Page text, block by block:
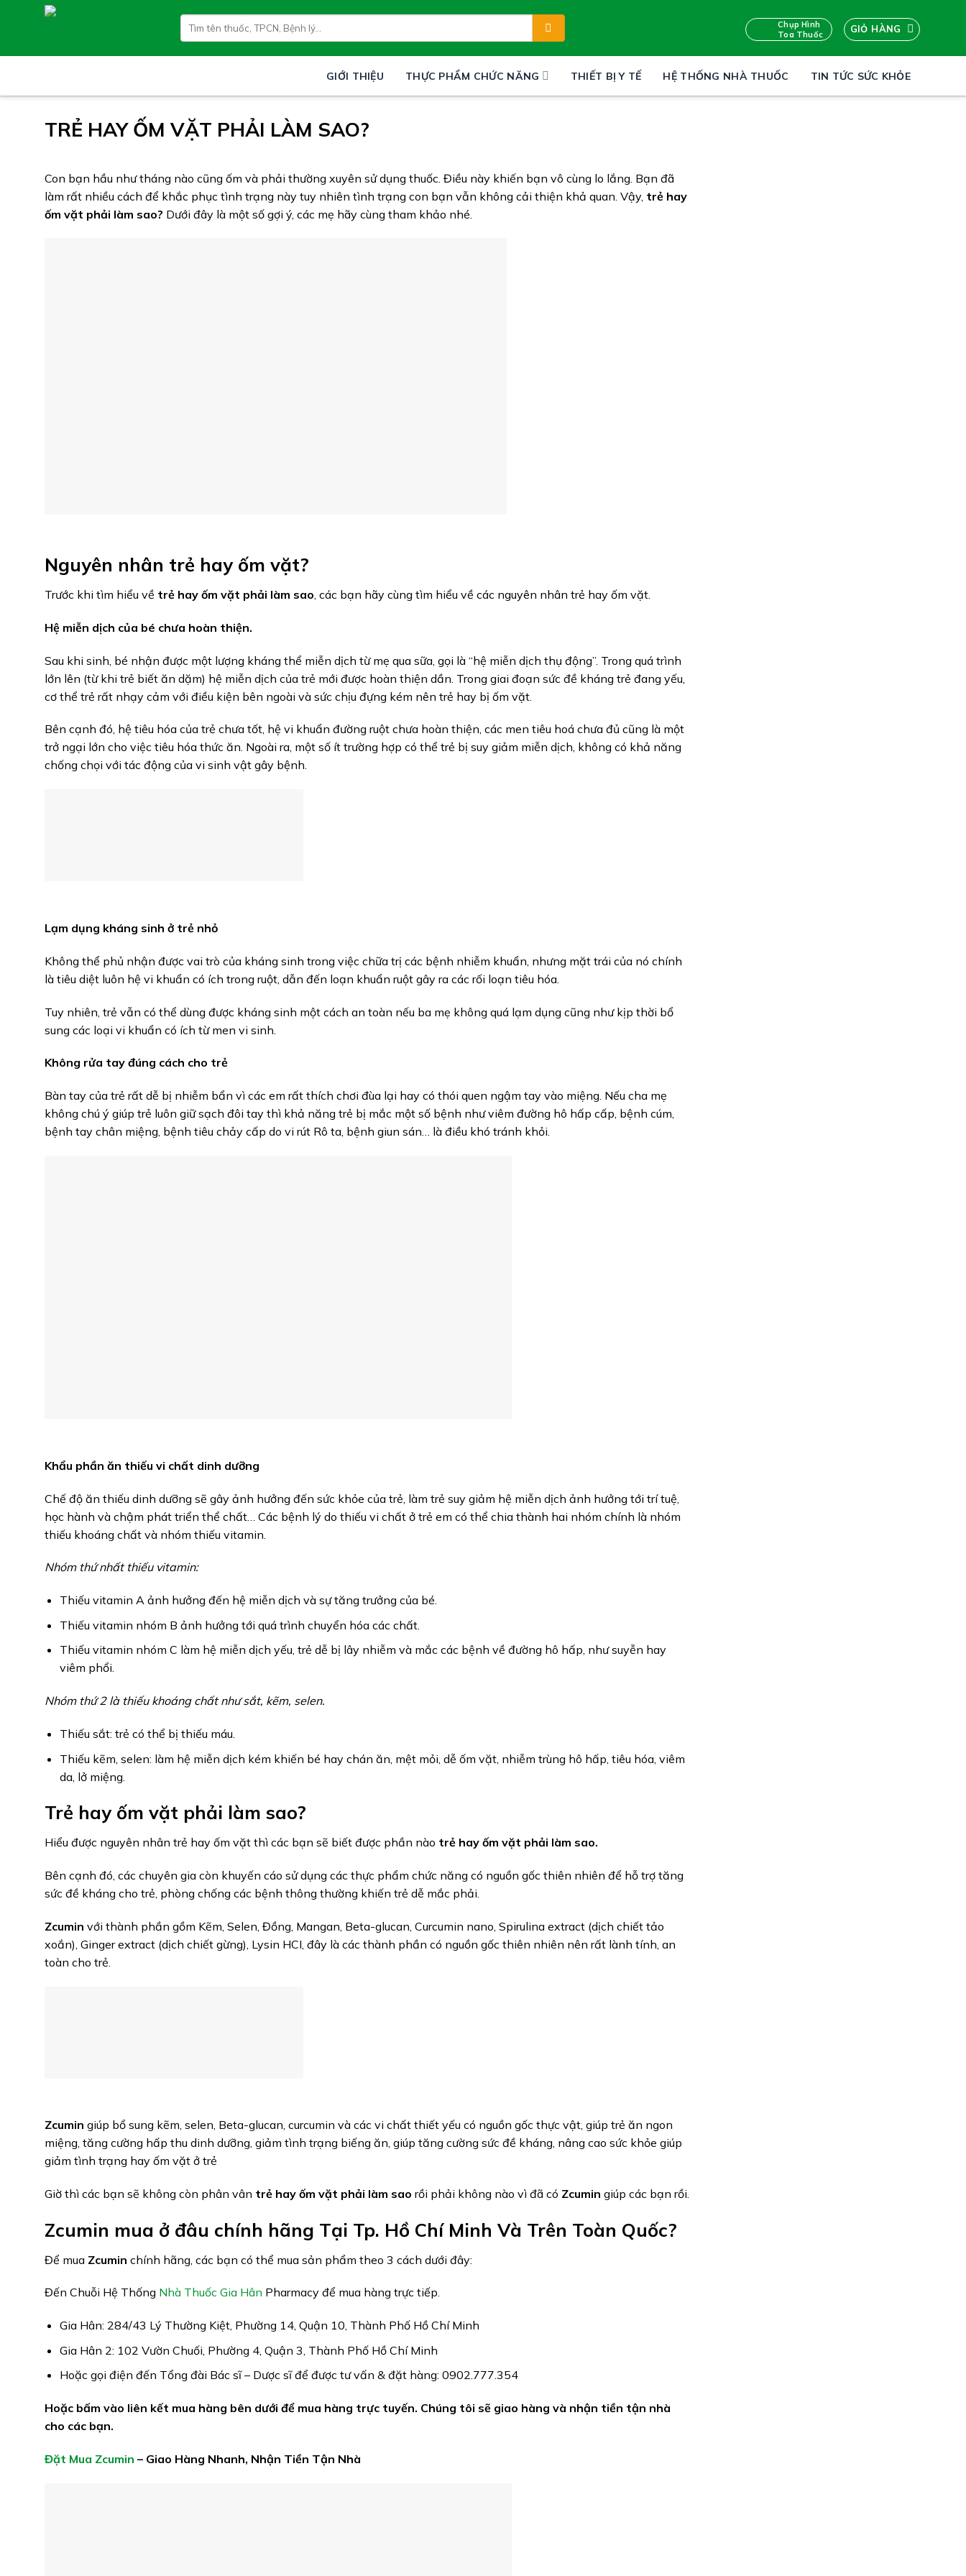
kiếm:
Chụp Hình
Toa Thuốc
GIỎ HÀNG
GIỚI THIỆU THỰC PHẨM CHỨC NĂNG THIẾT BỊ Y TẾ HỆ THỐNG NHÀ THUỐC TIN TỨC SỨC KHỎE
TRẺ HAY ỐM VẶT PHẢI LÀM SAO?
Con bạn hầu như tháng nào cũng ốm và phải thường xuyên sử dụng thuốc. Điều này khiến bạn vô cùng lo lắng. Bạn đã
làm rất nhiều cách để khắc phục tình trạng này tuy nhiên tình trạng con bạn vẫn không cải thiện khả quan. Vậy, trẻ hay
ốm vặt phải làm sao? Dưới đây là một số gợi ý, các mẹ hãy cùng tham khảo nhé.
Nguyên nhân trẻ hay ốm vặt?
Trước khi tìm hiểu về trẻ hay ốm vặt phải làm sao , các bạn hãy cùng tìm hiểu về các nguyên nhân trẻ hay ốm vặt.
Hệ miễn dịch của bé chưa hoàn thiện.
Sau khi sinh, bé nhận được một lượng kháng thể miễn dịch từ mẹ qua sữa, gọi là “hệ miễn dịch thụ động”. Trong quá trình
lớn lên (từ khi trẻ biết ăn dặm) hệ miễn dịch của trẻ mới được hoàn thiện dần. Trong giai đoạn sức đề kháng trẻ đang yếu,
cơ thể trẻ rất nhạy cảm với điều kiện bên ngoài và sức chịu đựng kém nên trẻ hay bị ốm vặt.
Bên cạnh đó, hệ tiêu hóa của trẻ chưa tốt, hệ vi khuẩn đường ruột chưa hoàn thiện, các men tiêu hoá chưa đủ cũng là một
trở ngại lớn cho việc tiêu hóa thức ăn. Ngoài ra, một số ít trường hợp có thể trẻ bị suy giảm miễn dịch, không có khả năng
chống chọi với tác động của vi sinh vật gây bệnh.
Lạm dụng kháng sinh ở trẻ nhỏ
Không thể phủ nhận được vai trò của kháng sinh trong việc chữa trị các bệnh nhiễm khuẩn, nhưng mặt trái của nó chính
là tiêu diệt luôn hệ vi khuẩn có ích trong ruột, dẫn đến loạn khuẩn ruột gây ra các rối loạn tiêu hóa.
Tuy nhiên, trẻ vẫn có thể dùng được kháng sinh một cách an toàn nếu ba mẹ không quá lạm dụng cũng như kịp thời bổ
sung các loại vi khuẩn có ích từ men vi sinh.
Không rửa tay đúng cách cho trẻ
Bàn tay của trẻ rất dễ bị nhiễm bẩn vì các em rất thích chơi đùa lại hay có thói quen ngậm tay vào miệng. Nếu cha mẹ
không chú ý giúp trẻ luôn giữ sạch đôi tay thì khả năng trẻ bị mắc một số bệnh như viêm đường hô hấp cấp, bệnh cúm,
bệnh tay chân miệng, bệnh tiêu chảy cấp do vi rút Rô ta, bệnh giun sán… là điều khó tránh khỏi.
Khẩu phần ăn thiếu vi chất dinh dưỡng
Chế độ ăn thiếu dinh dưỡng sẽ gây ảnh hưởng đến sức khỏe của trẻ, làm trẻ suy giảm hệ miễn dịch ảnh hưởng tới trí tuệ,
học hành và chậm phát triển thể chất… Các bệnh lý do thiếu vi chất ở trẻ em có thể chia thành hai nhóm chính là nhóm
thiếu khoáng chất và nhóm thiếu vitamin.
Nhóm thứ nhất thiếu vitamin:
Thiếu vitamin A ảnh hưởng đến hệ miễn dịch và sự tăng trưởng của bé.
Thiếu vitamin nhóm B ảnh hưởng tới quá trình chuyển hóa các chất.
Thiếu vitamin nhóm C làm hệ miễn dịch yếu, trẻ dễ bị lây nhiễm và mắc các bệnh về đường hô hấp, như suyễn hay
viêm phổi.
Nhóm thứ 2 là thiếu khoáng chất như sắt, kẽm, selen.
Thiếu sắt: trẻ có thể bị thiếu máu.
Thiếu kẽm, selen: làm hệ miễn dịch kém khiến bé hay chán ăn, mệt mỏi, dễ ốm vặt, nhiễm trùng hô hấp, tiêu hóa, viêm
da, lở miệng.
Trẻ hay ốm vặt phải làm sao?
Hiểu được nguyên nhân trẻ hay ốm vặt thì các bạn sẽ biết được phần nào trẻ hay ốm vặt phải làm sao.
Bên cạnh đó, các chuyên gia còn khuyến cáo sử dụng các thực phẩm chức năng có nguồn gốc thiên nhiên để hỗ trợ tăng
sức đề kháng cho trẻ, phòng chống các bệnh thông thường khiến trẻ dễ mắc phải.
Zcumin với thành phần gồm Kẽm, Selen, Đồng, Mangan, Beta-glucan, Curcumin nano, Spirulina extract (dịch chiết tảo
xoắn), Ginger extract (dịch chiết gừng), Lysin HCI, đây là các thành phần có nguồn gốc thiên nhiên nên rất lành tính, an
toàn cho trẻ.
Zcumin giúp bổ sung kẽm, selen, Beta-glucan, curcumin và các vi chất thiết yếu có nguồn gốc thực vật, giúp trẻ ăn ngon
miệng, tăng cường hấp thu dinh dưỡng, giảm tình trạng biếng ăn, giúp tăng cường sức đề kháng, nâng cao sức khỏe giúp
giảm tình trạng hay ốm vặt ở trẻ
Giờ thì các bạn sẽ không còn phân vân trẻ hay ốm vặt phải làm sao rồi phải không nào vì đã có Zcumin giúp các bạn rồi.
Zcumin mua ở đâu chính hãng Tại Tp. Hồ Chí Minh Và Trên Toàn Quốc?
Để mua Zcumin chính hãng, các bạn có thể mua sản phẩm theo 3 cách dưới đây:
Đến Chuỗi Hệ Thống Nhà Thuốc Gia Hân Pharmacy để mua hàng trực tiếp.
Gia Hân: 284/43 Lý Thường Kiệt, Phường 14, Quận 10, Thành Phố Hồ Chí Minh
Gia Hân 2: 102 Vườn Chuối, Phường 4, Quận 3, Thành Phố Hồ Chí Minh
Hoặc gọi điện đến Tổng đài Bác sĩ – Dược sĩ để được tư vấn & đặt hàng: 0902.777.354
Hoặc bấm vào liên kết mua hàng bên dưới để mua hàng trực tuyến. Chúng tôi sẽ giao hàng và nhận tiền tận nhà
cho các bạn.
Đặt Mua Zcumin – Giao Hàng Nhanh, Nhận Tiền Tận Nhà